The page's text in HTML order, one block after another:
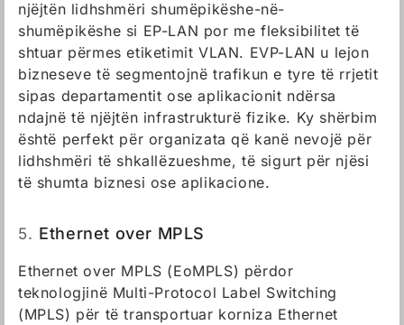
njëjtën lidhshmëri shumëpikëshe-në-
shumëpikëshe si EP-LAN por me fleksibilitet të
shtuar përmes etiketimit VLAN. EVP-LAN u lejon
bizneseve të segmentojnë trafikun e tyre të rrjetit
sipas departamentit ose aplikacionit ndërsa
ndajnë të njëjtën infrastrukturë fizike. Ky shërbim
është perfekt për organizata që kanë nevojë për
lidhshmëri të shkallëzueshme, të sigurt për njësi
të shumta biznesi ose aplikacione.
5. Ethernet over MPLS
Ethernet over MPLS (EoMPLS) përdor
teknologjinë Multi-Protocol Label Switching
(MPLS) për të transportuar korniza Ethernet